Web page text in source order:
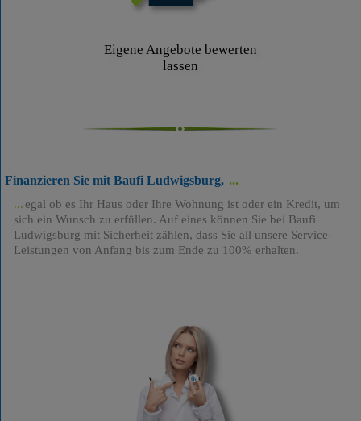
Eigene Angebote bewerten
lassen
Finanzieren Sie mit Baufi Ludwigsburg,
egal ob es Ihr Haus oder Ihre Wohnung ist oder ein Kredit, um
sich ein Wunsch zu erfüllen. Auf eines können Sie bei Baufi
Ludwigsburg mit Sicherheit zählen, dass Sie all unsere Service-
Leistungen von Anfang bis zum Ende zu 100% erhalten.